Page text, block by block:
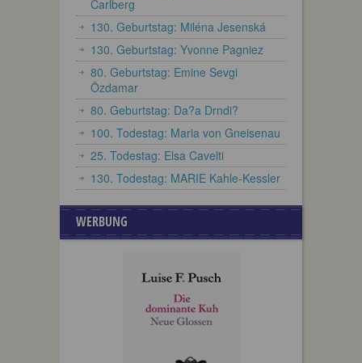
Carlberg
130. Geburtstag: Miléna Jesenská
130. Geburtstag: Yvonne Pagniez
80. Geburtstag: Emine Sevgi
Özdamar
80. Geburtstag: Da?a Drndi?
100. Todestag: Maria von Gneisenau
25. Todestag: Elsa Cavelti
130. Todestag: MARIE Kahle-Kessler
WERBUNG